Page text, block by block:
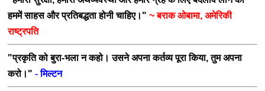
हममें साहस और प्रतिबद्धता होनी चाहिए।"~ बराक ओबामा, अमेरिकी
राष्ट्रपति
"प्रकृति को बुरा-भला न कहो। उसने अपना कर्तव्य पूरा किया, तुम अपना
करो।"-मिल्टन